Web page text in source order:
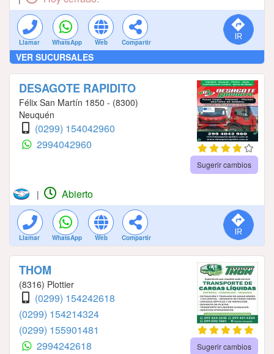
Llamar WhatsApp Web Compartir
VER SUCURSALES
DESAGOTE RAPIDITO
Félix San Martín 1850 - (8300)
Neuquén
(0299) 154042960
2994042960
Sugerir cambios
| Abierto
Llamar WhatsApp Web Compartir
THOM
(8316) Plottier
(0299) 154242618
(0299) 154214324
(0299) 155901481
2994242618
Sugerir cambios